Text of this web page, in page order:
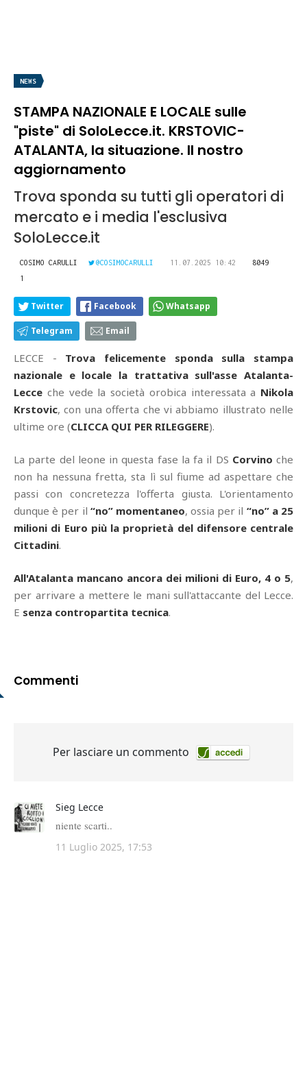
NEWS
STAMPA NAZIONALE E LOCALE sulle
"piste" di SoloLecce.it. KRSTOVIC-
ATALANTA, la situazione. Il nostro
aggiornamento
Trova sponda su tutti gli operatori di
mercato e i media l'esclusiva
SoloLecce.it
COSIMO CARULLI @COSIMOCARULLI 11.07.2025 10:42
8049
1
Twitter Facebook Whatsapp
Telegram Email
LECCE - Trova felicemente sponda sulla stampa
nazionale e locale la trattativa sull'asse Atalanta-
Lecce che vede la società orobica interessata a Nikola
Krstovic, con una offerta che vi abbiamo illustrato nelle
ultime ore (CLICCA QUI PER RILEGGERE).
La parte del leone in questa fase la fa il DS Corvino che
non ha nessuna fretta, sta lì sul fiume ad aspettare che
passi con concretezza l'offerta giusta. L'orientamento
dunque è per il “no” momentaneo, ossia per il “no” a 25
milioni di Euro più la proprietà del difensore centrale
Cittadini.
All'Atalanta mancano ancora dei milioni di Euro, 4 o 5,
per arrivare a mettere le mani sull'attaccante del Lecce.
E senza contropartita tecnica.
Commenti